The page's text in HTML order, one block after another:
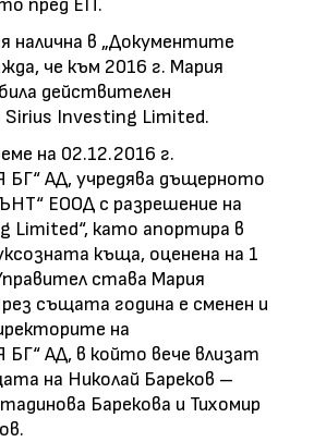
налична в „Документите
че към 2016 г. Мария
действителен
Sirius Investing Limited.
на 02.12.2016 г.
АД, учредява дъщерното
ЕООД с разрешение на
Limited“, като апортира в
къща, оценена на 1
става Мария
същата година е сменен и
на
АД, в който вече влизат
на Николай Бареков –
Барекова и Тихомир